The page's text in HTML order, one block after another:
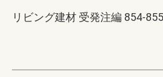
リビング建材 受発注編 854-